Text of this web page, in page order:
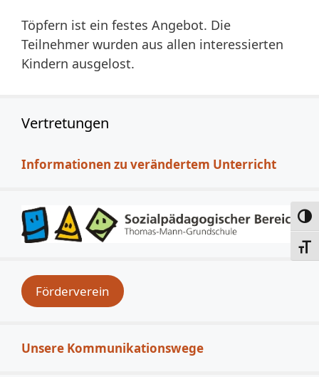
Töpfern ist ein festes Angebot. Die
Teilnehmer wurden aus allen interessierten
Kindern ausgelost.
Vertretungen
Informationen zu verändertem Unterricht
Förderverein
Unsere Kommunikationswege